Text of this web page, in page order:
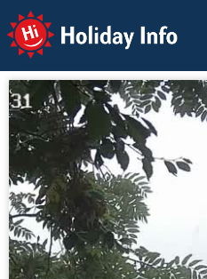
Holiday Info